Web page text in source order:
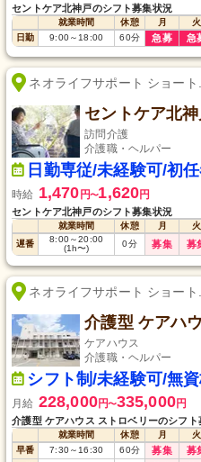
セントケア北神戸のシフト募集状況
就業時間 休憩 月 火
日勤
9:00～18:00 60分 急募 急
ネオライフサポート ショート
セントケア北
訪問介護
介護職・ヘルパー
日勤専従/未経験可/初
時給 1,470 円〜1,620円
セントケア北神戸のシフト募集状況
就業時間 休憩 月 火
遅番
8:00～20:00
(1h〜)
0分 募集 募
ネオライフサポート ショート
介護型 ケアハ
ケアハウス
介護職・ヘルパー
シフト制/未経験可/無
月給 228,000円〜335,000円
介護型 ケアハウス ストロベリーのシフト
就業時間 休憩 月 火
早番
7:30～16:30 60分 募集 募